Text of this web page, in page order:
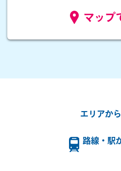
マップ
エリアか
路線・駅